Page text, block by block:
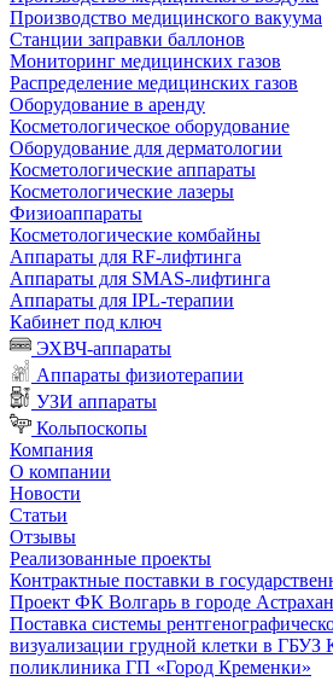
Производство медицинского вакуума
Станции заправки баллонов
Мониторинг медицинских газов
Распределение медицинских газов
Оборудование в аренду
Косметологическое оборудование
Оборудование для дерматологии
Косметологические аппараты
Косметологические лазеры
Физиоаппараты
Косметологические комбайны
Аппараты для RF-лифтинга
Аппараты для SMAS-лифтинга
Аппараты для IPL-терапии
Кабинет под ключ
ЭХВЧ-аппараты
Аппараты физиотерапии
УЗИ аппараты
Кольпоскопы
Компания
О компании
Новости
Статьи
Отзывы
Реализованные проекты
Контрактные поставки в
Проект ФК Волгарь в городе
Поставка системы
визуализации грудной клетки в ГБУЗ
поликлиника ГП «Город Кременки»